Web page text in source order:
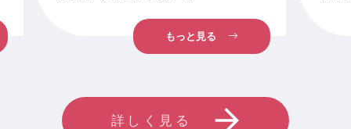
もっと見る
詳しく見る